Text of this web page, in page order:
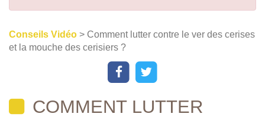
Conseils Vidéo > Comment lutter contre le ver des cerises
et la mouche des cerisiers ?
COMMENT LUTTER